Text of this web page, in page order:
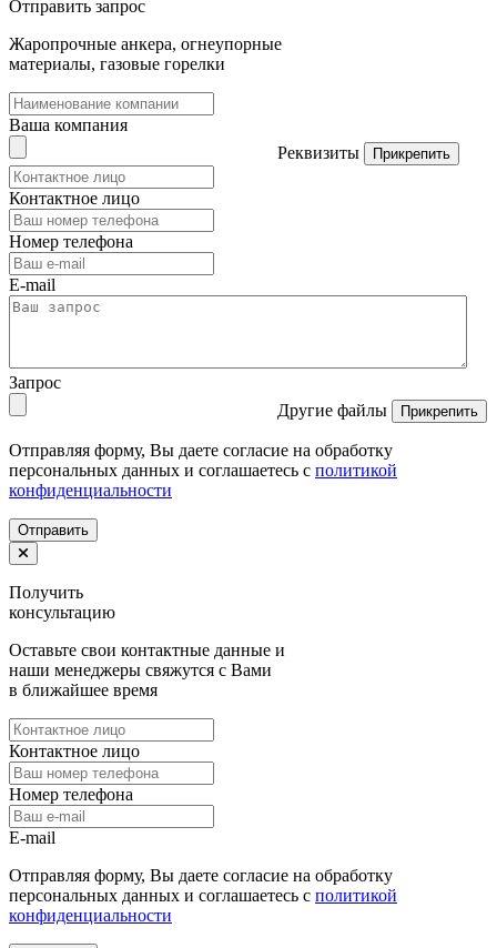
Отправить запрос
Жаропрочные анкера, огнеупорные
материалы, газовые горелки
Ваша компания
Реквизиты
Прикрепить
Контактное лицо
Номер телефона
E-mail
Запрос
Другие файлы
Прикрепить
Отправляя форму, Вы даете согласие на обработку
персональных данных и соглашаетесь c политикой
конфиденциальности
Получить
консультацию
Оставьте свои контактные данные и
наши менеджеры свяжутся с Вами
в ближайшее время
Контактное лицо
Номер телефона
E-mail
Отправляя форму, Вы даете согласие на обработку
персональных данных и соглашаетесь c политикой
конфиденциальности